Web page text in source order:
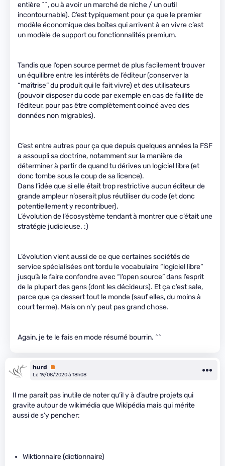
entière ^^, ou à avoir un marché de niche / un outil
incontournable). C’est typiquement pour ça que le premier
modèle économique des boîtes qui arrivent à en vivre c’est
un modèle de support ou fonctionnalités premium.
Tandis que l’open source permet de plus facilement trouver
un équilibre entre les intérêts de l’éditeur (conserver la
“maîtrise” du produit qui le fait vivre) et des utilisateurs
(pouvoir disposer du code par exemple en cas de faillite de
l’éditeur, pour pas être complètement coincé avec des
données non migrables).
C’est entre autres pour ça que depuis quelques années la FSF
a assoupli sa doctrine, notamment sur la manière de
déterminer à partir de quand tu dérives un logiciel libre (et
donc tombe sous le coup de sa licence).
Dans l’idée que si elle était trop restrictive aucun éditeur de
grande ampleur n’oserait plus réutiliser du code (et donc
potentiellement y recontribuer).
L’évolution de l’écosystème tendant à montrer que c’était une
stratégie judicieuse. :)
L’évolution vient aussi de ce que certaines sociétés de
service spécialisées ont tordu le vocabulaire “logiciel libre”
jusqu’à le faire confondre avec “l’open source” dans l’esprit
de la plupart des gens (dont les décideurs). Et ça c’est sale,
parce que ça dessert tout le monde (sauf elles, du moins à
court terme). Mais on n’y peut pas grand chose.
Again, je te le fais en mode résumé bourrin. ^^
hurd
Premium
Le 19/08/2020 à 18h08
Il me paraît pas inutile de noter qu’il y à d’autre projets qui
gravite autour de wikimédia que Wikipédia mais qui mérite
aussi de s’y pencher:
Wiktionnaire (dictionnaire)